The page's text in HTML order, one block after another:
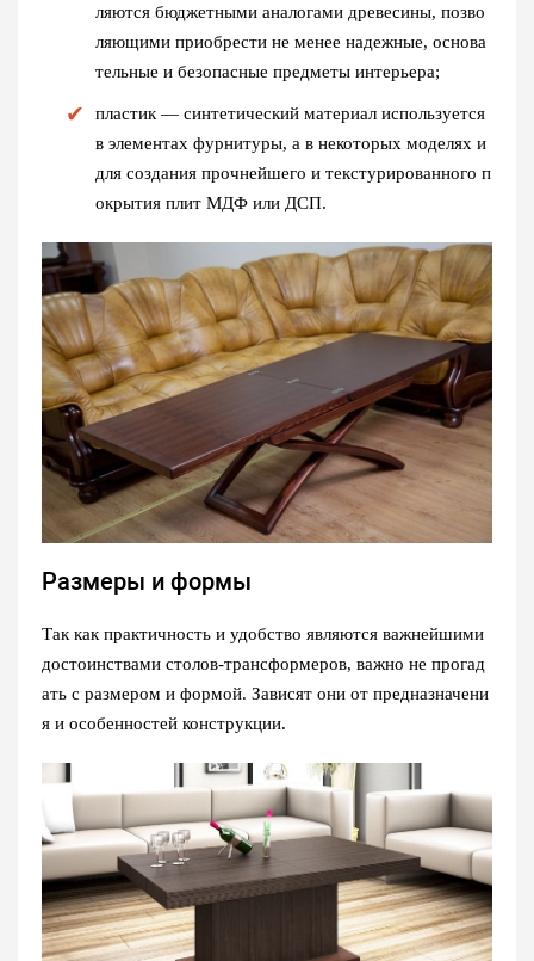
ляются бюджетными аналогами древесины, позво
ляющими приобрести не менее надежные, основа
тельные и безопасные предметы интерьера;
пластик — синтетический материал используется
в элементах фурнитуры, а в некоторых моделях и
для создания прочнейшего и текстурированного п
окрытия плит МДФ или ДСП.
Размеры и формы
Так как практичность и удобство являются важнейшими
достоинствами столов-трансформеров, важно не прогад
ать с размером и формой. Зависят они от предназначени
я и особенностей конструкции.